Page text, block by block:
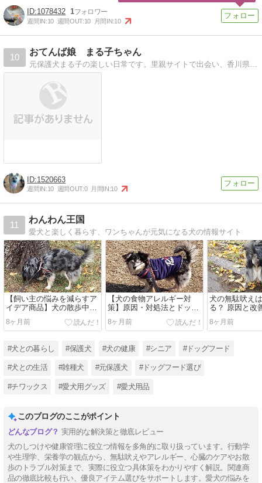
1078432 1
週間IN:10 週間OUT:10 月間IN:10
10
おてんば娘 まる子ちゃん
元保護犬まる子の楽しい日常です。里親サイトで出会い、香川県丸亀市から我が家に来てくれました！
1520663
週間IN:10 週間OUT:0 月間IN:10
11
わんわん王国
愛犬と楽しく暮らす、ワンちゃんが元気になる犬の情報サイト
【飼い主の悩みを減らすア
イデア商品】犬の散歩中ト
ラブルを未然に防ぐ現実的
な方法
8ヶ月前
【犬の食物アレルギー対
策】原因・対処法とドッグ
フードおさかな徹底レビュ
ー
8ヶ月前
犬の無駄吠え
る？ 原因と改
グフード「し
徹底レビュー
8ヶ月前
#犬との暮らし #保護犬 #犬の健康 #シニア #ドッグフード
#犬との生活 #雑種犬 #元保護犬 #ドッグフード選び
#チワックス #愛犬用グッズ #愛犬用品
このブログのここがポイント
実用的な解決策と徹底レビュー
犬のしつけや健康管理に役立つ情報を多角的に取り扱っています。行動学
や生理学、栄養学の観点から、無駄吠えやアレルギー、心臓のケアやお散
歩のトラブル対策まで、実際に役立つ具体策をわかりやすく解説。関連商
品の徹底比較も行い、優良アイテム選びをサポートします。愛犬の悩みを